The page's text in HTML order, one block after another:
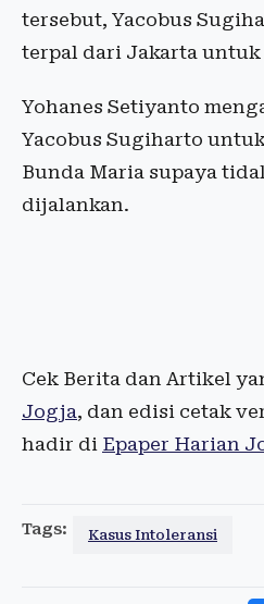
tersebut, Yacobus
terpal dari Jakarta
Yohanes Setiyanto
Yacobus Sugiharto
Bunda Maria supaya
dijalankan.
Cek Berita dan Artikel
Jogja, dan edisi cetak
hadir di Epaper Harian
Tags: Kasus Intoleransi